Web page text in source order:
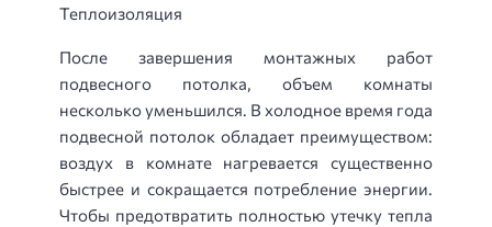
Теплоизоляция
После завершения монтажных работ
подвесного потолка, объем комнаты
несколько уменьшился. В холодное время года
подвесной потолок обладает преимуществом:
воздух в комнате нагревается существенно
быстрее и сокращается потребление энергии.
Чтобы предотвратить полностью утечку тепла